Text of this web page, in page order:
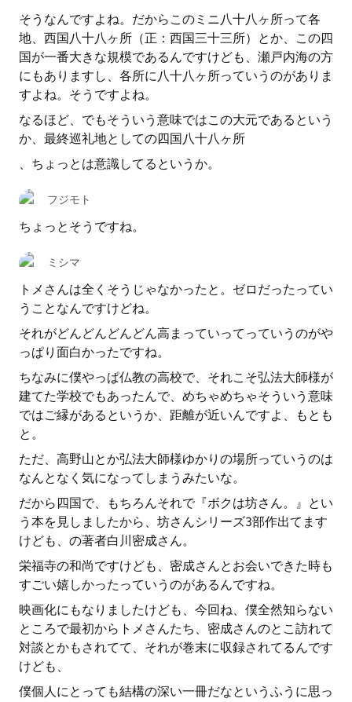
そうなんですよね。だからこのミニ八十八ヶ所って各
地、西国八十八ヶ所（正：西国三十三所）とか、この四
国が一番大きな規模であるんですけども、瀬戸内海の方
にもありますし、各所に八十八ヶ所っていうのがありま
すよね。そうですよね。
なるほど、でもそういう意味ではこの大元であるという
か、最終巡礼地としての四国八十八ヶ所
、ちょっとは意識してるというか。
フジモト
ちょっとそうですね。
ミシマ
トメさんは全くそうじゃなかったと。ゼロだったってい
うことなんですけどね。
それがどんどんどんどん高まっていってっていうのがや
っぱり面白かったですね。
ちなみに僕やっぱ仏教の高校で、それこそ弘法大師様が
建てた学校でもあったんで、めちゃめちゃそういう意味
ではご縁があるというか、距離が近いんですよ、もとも
と。
ただ、高野山とか弘法大師様ゆかりの場所っていうのは
なんとなく気になってしまうみたいな。
だから四国で、もちろんそれで『ボクは坊さん。』とい
う本を見しましたから、坊さんシリーズ3部作出てます
けども、の著者白川密成さん。
栄福寺の和尚ですけども、密成さんとお会いできた時も
すごい嬉しかったっていうのがあるんですね。
映画化にもなりましたけども、今回ね、僕全然知らない
ところで最初からトメさんたち、密成さんのとこ訪れて
対談とかもされてて、それが巻末に収録されてるんです
けども、
僕個人にとっても結構の深い一冊だなというふうに思っ